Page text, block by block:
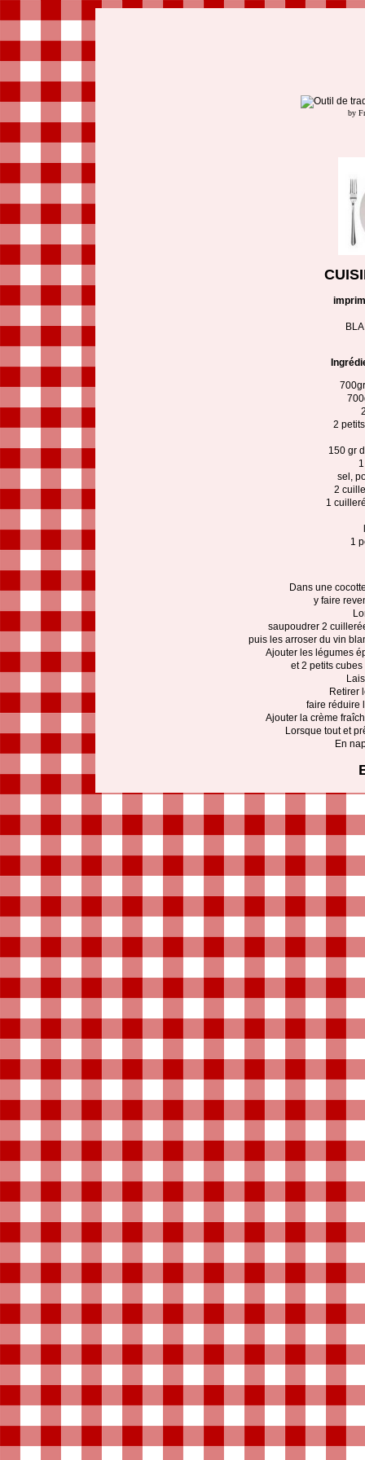
by
2
150 gr
sel,
2
1
1
Dans une
y faire
saupoudrer 2
puis les arroser du vin
Ajouter les légumes
et 2 petits
Retirer
faire réduire
Ajouter la crème
Lorsque tout et
En